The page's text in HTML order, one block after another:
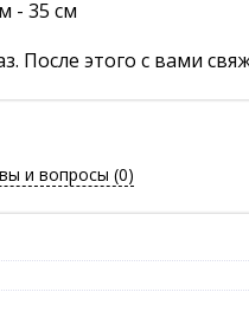
- 35 см
После этого с вами
и вопросы (0)